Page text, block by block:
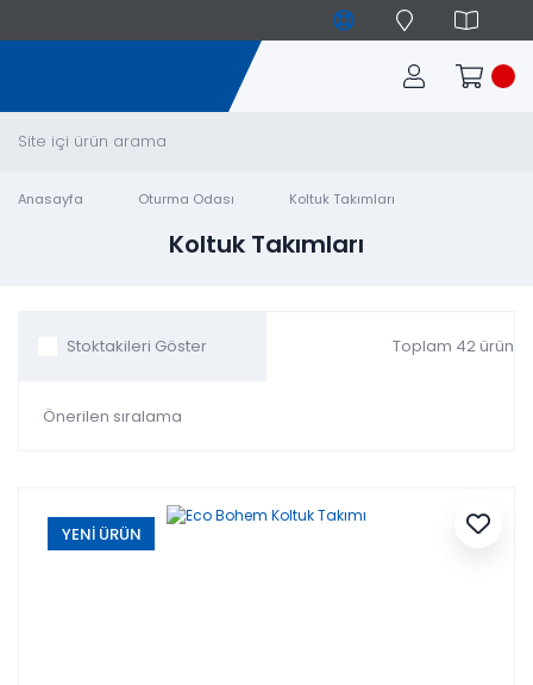
Anasayfa Oturma Odası Koltuk Takımları
Koltuk Takımları
Toplam 42 ürün
YENİ ÜRÜN